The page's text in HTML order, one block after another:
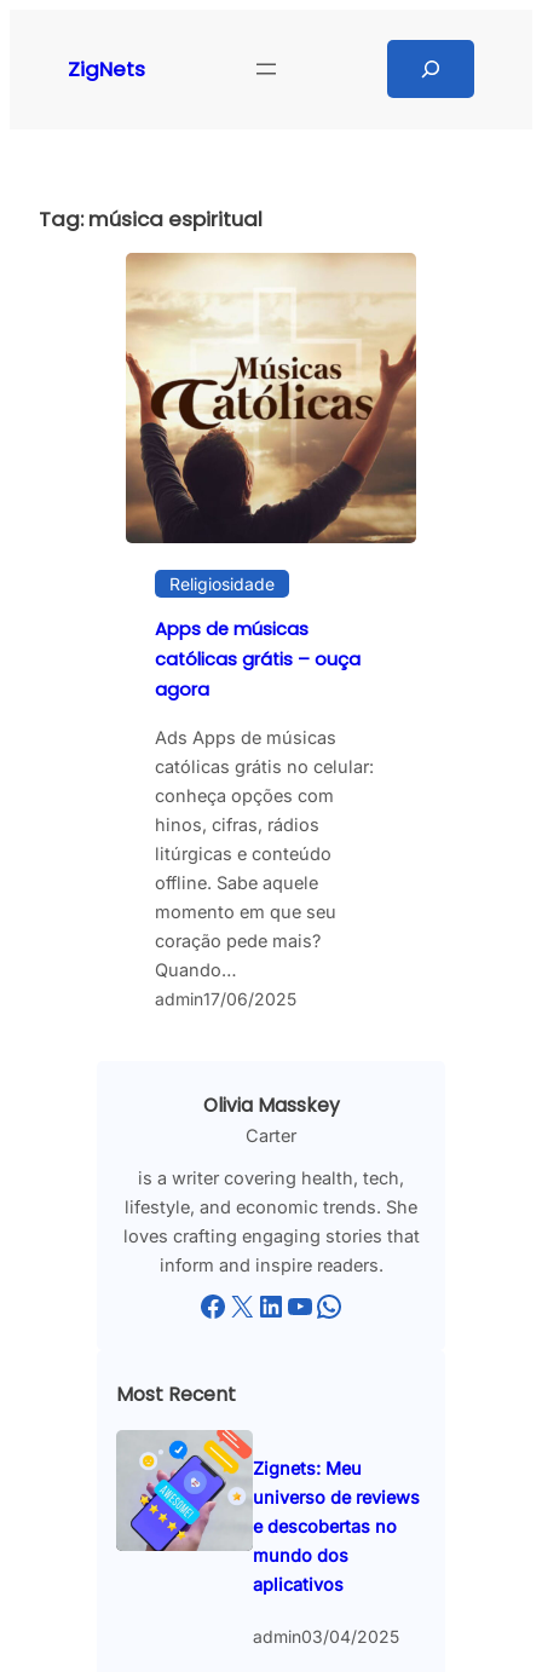
ZigNets
Tag:música espiritual
Religiosidade
Apps de músicas
católicas grátis – ouça
agora
Ads Apps de músicas
católicas grátis no celular:
conheça opções com
hinos, cifras, rádios
litúrgicas e conteúdo
offline. Sabe aquele
momento em que seu
coração pede mais?
Quando…
admin17/06/2025
Olivia Masskey
Carter
is a writer covering health, tech,
lifestyle, and economic trends. She
loves crafting engaging stories that
inform and inspire readers.
Facebook X LinkedIn YouTube WhatsApp
Most Recent
Zignets: Meu
universo de reviews
e descobertas no
mundo dos
aplicativos
admin03/04/2025